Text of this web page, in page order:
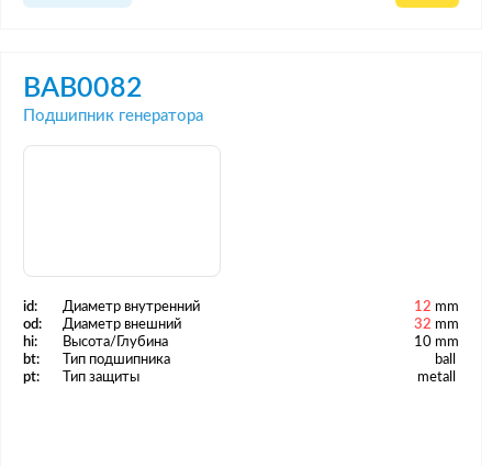
BAB0082
Подшипник генератора
id: Диаметр внутренний 12 mm
od:
Диаметр внешний 32 mm
hi:
Высота/Глубина
10 mm
bt:
Тип подшипника
ball
pt:
Тип защиты metall